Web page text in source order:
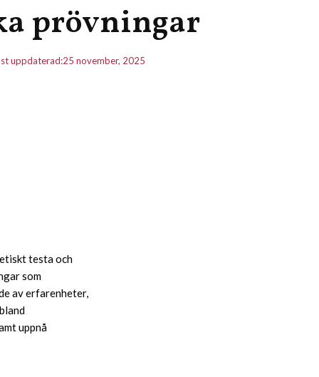
prövningar
uppdaterad:25 november, 2025
testa och
som
av erfarenheter,
uppnå